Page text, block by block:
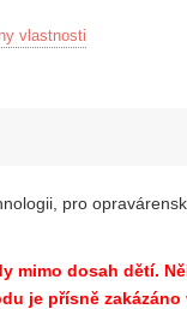
vlastnosti
pro
mimo dosah dětí.
je přísně